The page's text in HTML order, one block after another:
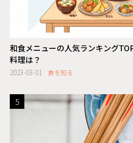
和食メニューの人気ランキング
料理は？
2023-03-01 食を知る